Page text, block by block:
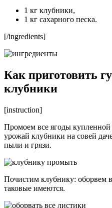
1 кг клубники,
1 кг сахарного песка.
[/ingredients]
Как приготовить
клубники
[instruction]
Промоем все ягоды
урожай клубники на совей
пыли и грязи.
Почистим клубнику: оборвем
таковые имеются.